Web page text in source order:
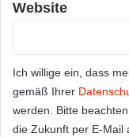
Website
Ich willige ein, dass
gemäß Ihrer
werden. Bitte
die Zukunft per E-Mail